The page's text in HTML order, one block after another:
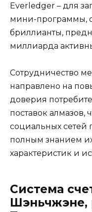
Everledger – для
мини-программы,
бриллианты,
миллиарда
Сотрудничество
направлено на
доверия
поставок алмазов,
социальных сетей
полным знанием
характеристик и
Система
Шэньчжэне,